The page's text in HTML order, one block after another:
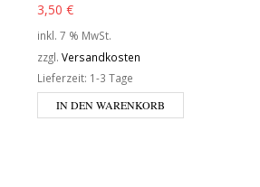
3,50 €
inkl. 7 % MwSt.
zzgl. Versandkosten
Lieferzeit: 1-3 Tage
IN DEN WARENKORB